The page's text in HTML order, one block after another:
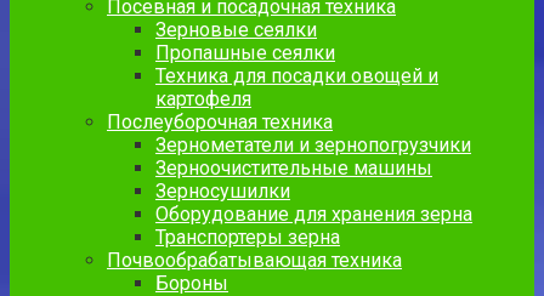
Посевная и посадочная техника
Зерновые сеялки
Пропашные сеялки
Техника для посадки овощей и
картофеля
Послеуборочная техника
Зернометатели и зернопогрузчики
Зерноочистительные машины
Зерносушилки
Оборудование для хранения зерна
Транспортеры зерна
Почвообрабатывающая техника
Бороны